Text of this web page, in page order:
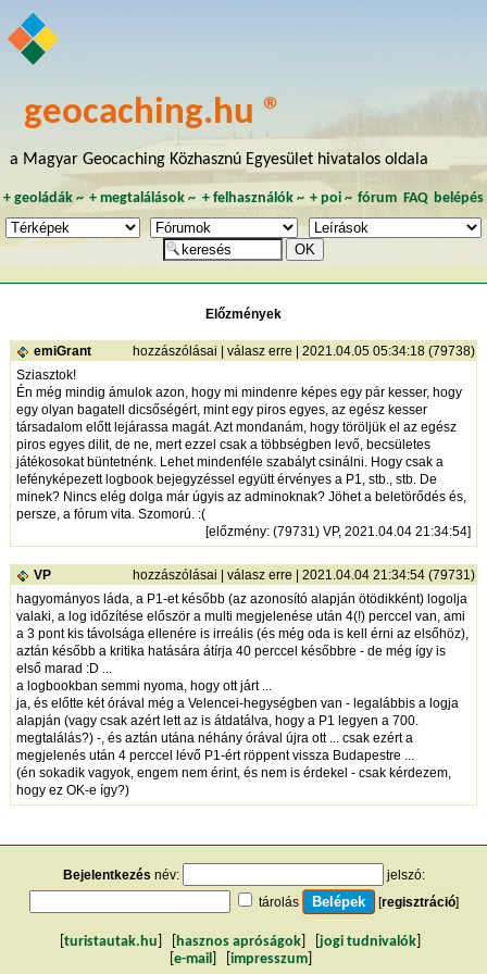
geocaching.hu ®
a Magyar Geocaching Közhasznú Egyesület hivatalos oldala
+ geoládák~ +megtalálások ~ + felhasználók~ + poi~ fórum FAQ belépés
Előzmények
emiGrant hozzászólásai válasz erre | 2021.04.05 05:34:18 (79738)
Sziasztok!
Én még mindig ámulok azon, hogy mi mindenre képes egy pár kesser, hogy
egy olyan bagatell dicsőségért, mint egy piros egyes, az egész kesser
társadalom előtt lejárassa magát. Azt mondanám, hogy töröljük el az egész
piros egyes dilit, de ne, mert ezzel csak a többségben levő, becsületes
játékosokat büntetnénk. Lehet mindenféle szabályt csinálni. Hogy csak a
lefényképezett logbook bejegyzéssel együtt érvényes a P1, stb., stb. De
minek? Nincs elég dolga már úgyis az adminoknak? Jöhet a beletörődés és,
persze, a fórum vita. Szomorú. :(
[előzmény: (79731) VP, 2021.04.04 21:34:54]
VP hozzászólásai válasz erre | 2021.04.04 21:34:54 (79731)
hagyományos láda, a P1-et később (az azonosító alapján ötödikként) logolja
valaki, a log időzítése először a multi megjelenése után 4(!) perccel van, ami
a 3 pont kis távolsága ellenére is irreális (és még oda is kell érni az elsőhöz),
aztán később a kritika hatására átírja 40 perccel későbbre - de még így is
első marad :D ...
a logbookban semmi nyoma, hogy ott járt ...
ja, és előtte két órával még a Velencei-hegységben van - legalábbis a logja
alapján (vagy csak azért lett az is átdatálva, hogy a P1 legyen a 700.
megtalálás?) -, és aztán utána néhány órával újra ott ... csak ezért a
megjelenés után 4 perccel lévő P1-ért röppent vissza Budapestre ...
(én sokadik vagyok, engem nem érint, és nem is érdekel - csak kérdezem,
hogy ez OK-e így?)
Bejelentkezés név:
jelszó:
tárolás
[regisztráció]
turistautak.hu hasznos apróságok jogi tudnivalók
e-mail impresszum]